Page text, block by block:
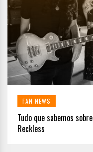
FAN NEWS
Tudo que sabemos
Reckless